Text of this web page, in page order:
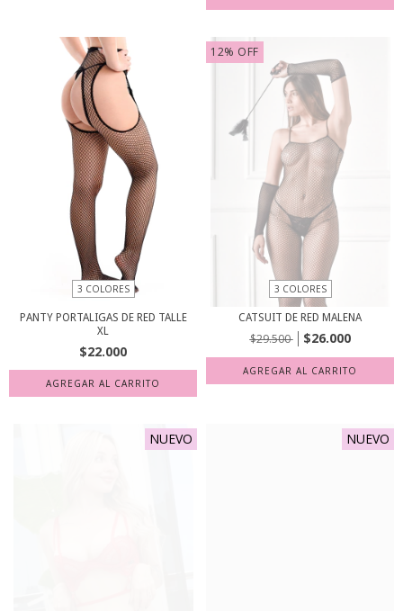
3 COLORES
PANTY PORTALIGAS DE RED TALLE
XL
$22.000
AGREGAR AL CARRITO
12% OFF
3 COLORES
CATSUIT DE RED MALENA
$29.500 $26.000
AGREGAR AL CARRITO
NUEVO NUEVO